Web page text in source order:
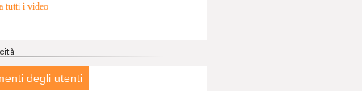
tutti i video
degli utenti